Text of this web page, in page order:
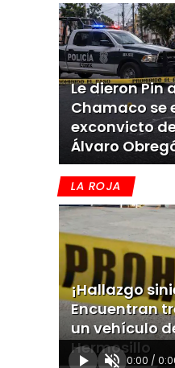
Le dieron Pin
Chamaco se
exconvicto
Álvaro
LA ROJA
¡Hallazgo
Encuentran
un vehículo
Hermosillo
0:00 /